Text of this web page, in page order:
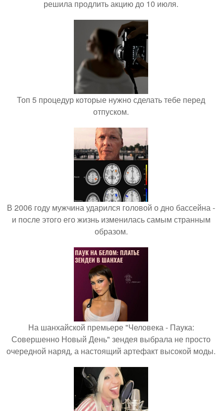
решила продлить акцию до 10 июля.
Топ 5 процедур которые нужно сделать тебе перед
отпуском.
В 2006 году мужчина ударился головой о дно бассейна -
и после этого его жизнь изменилась самым странным
образом.
На шанхайской премьере "Человека - Паука:
Совершенно Новый День" зендея выбрала не просто
очередной наряд, а настоящий артефакт высокой моды.